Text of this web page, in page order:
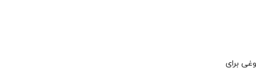
برای